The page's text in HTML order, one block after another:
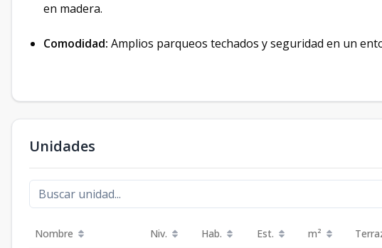
en madera.
Comodidad: Amplios parqueos techados y seguridad en un
Unidades
Nombre Niv. Hab. Est. m²